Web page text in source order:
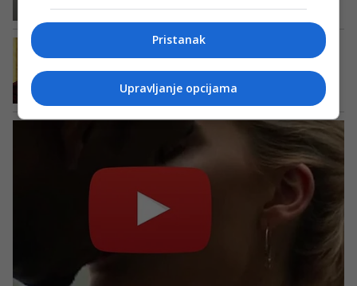
Pristanak
Upravljanje opcijama